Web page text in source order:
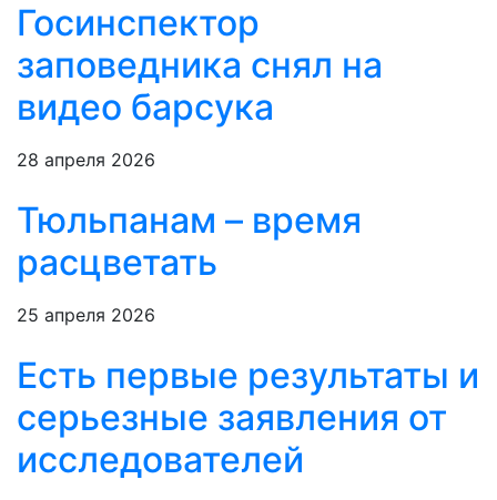
Госинспектор
заповедника снял на
видео барсука
28 апреля 2026
Тюльпанам – время
расцветать
25 апреля 2026
Есть первые результаты и
серьезные заявления от
исследователей